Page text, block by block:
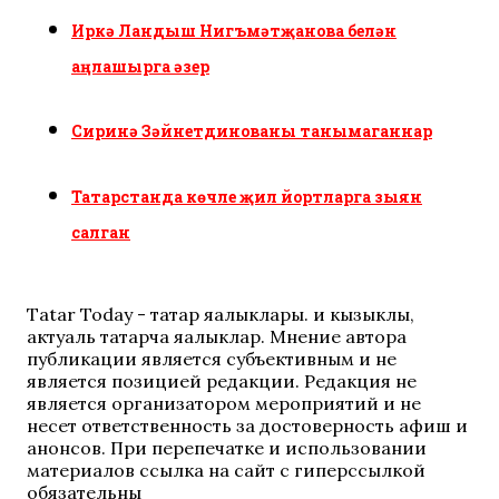
Иркә Ландыш Нигъмәтҗанова белән
аңлашырга әзер
Сиринә Зәйнетдинованы танымаганнар
Татарстанда көчле җил йортларга зыян
салган
Tatar Today - татар яңалыклары. иң кызыклы,
актуаль татарча яңалыклар. Мнение автора
публикации является субъективным и не
является позицией редакции. Редакция не
является организатором мероприятий и не
несет ответственность за достоверность афиш и
анонсов. При перепечатке и использовании
материалов ссылка на сайт с гиперссылкой
обязательны